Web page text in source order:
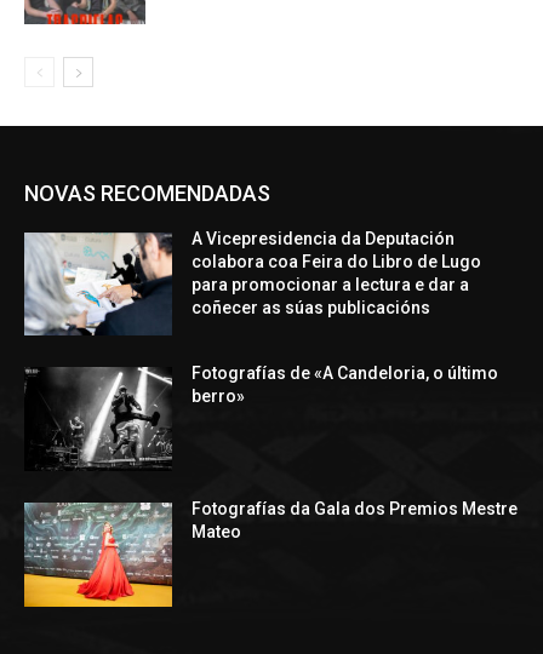
NOVAS RECOMENDADAS
A Vicepresidencia da Deputación
colabora coa Feira do Libro de Lugo
para promocionar a lectura e dar a
coñecer as súas publicacións
Fotografías de «A Candeloria, o último
berro»
Fotografías da Gala dos Premios Mestre
Mateo